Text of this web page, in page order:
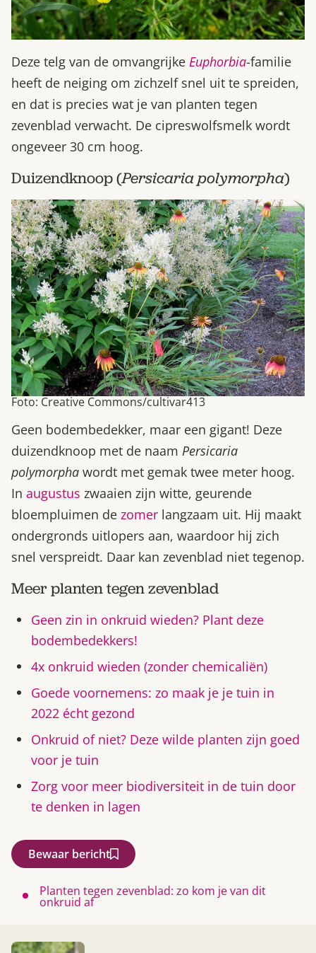
Deze telg van de omvangrijke Euphorbia-familie
heeft de neiging om zichzelf snel uit te spreiden,
en dat is precies wat je van planten tegen
zevenblad verwacht. De cipreswolfsmelk wordt
ongeveer 30 cm hoog.
Duizendknoop (Persicaria polymorpha)
Foto: Creative Commons/cultivar413
Geen bodembedekker, maar een gigant! Deze
duizendknoop met de naam Persicaria
polymorpha wordt met gemak twee meter hoog.
In augustus zwaaien zijn witte, geurende
bloempluimen de zomer langzaam uit. Hij maakt
ondergronds uitlopers aan, waardoor hij zich
snel verspreidt. Daar kan zevenblad niet tegenop.
Meer planten tegen zevenblad
Geen zin in onkruid wieden? Plant deze
bodembedekkers!
4x onkruid wieden (zonder chemicaliën)
Goede voornemens: zo maak je je tuin in
2022 écht gezond
Onkruid of niet? Deze wilde planten zijn goed
voor je tuin
Zorg voor meer biodiversiteit in de tuin door
te denken in lagen
Bewaar bericht
Planten tegen zevenblad: zo kom je van dit
onkruid af